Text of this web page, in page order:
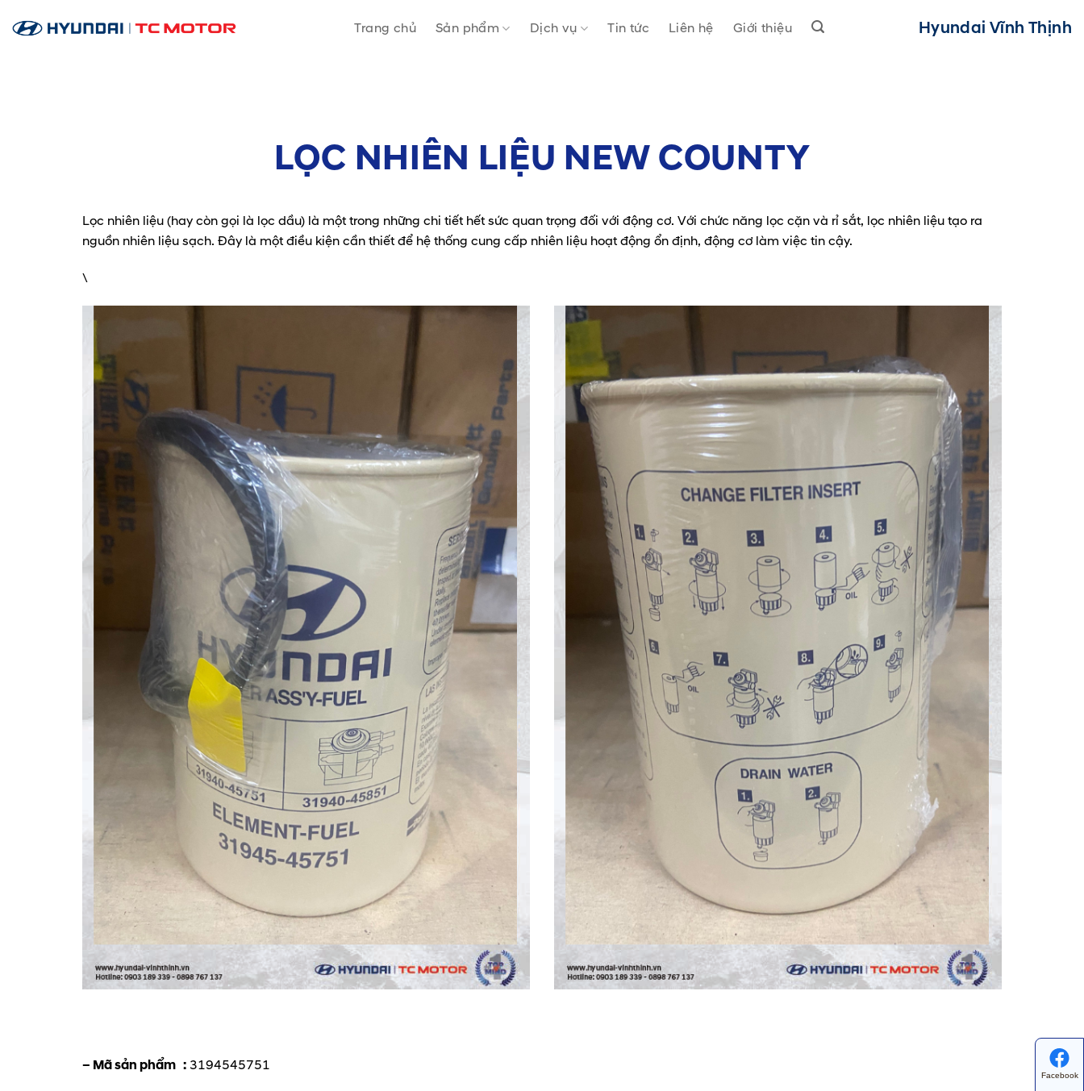
Trang chủ Sản phẩm Dịch vụ Tin tức Liên hệ Giới thiệu Hyundai Vĩnh Thịnh
LỌC NHIÊN LIỆU NEW COUNTY
Lọc nhiên liệu (hay còn gọi là lọc dầu) là một trong những chi tiết hết sức quan trọng đối với động cơ. Với chức năng lọc cặn và rỉ sắt, lọc nhiên liệu tạo ra
nguồn nhiên liệu sạch. Đây là một điều kiện cần thiết để hệ thống cung cấp nhiên liệu hoạt động ổn định, động cơ làm việc tin cậy.
\
– Mã sản phẩm : 3194545751
Facebook